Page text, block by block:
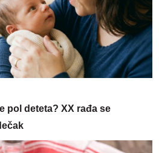
pol deteta? XX rađa se